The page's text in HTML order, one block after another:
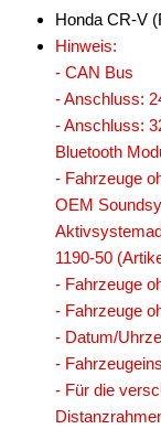
Honda CR-V
Hinweis:
- CAN Bus
- Anschluss:
- Anschluss:
Bluetooth
- Fahrzeuge
OEM
1190-50
- Fahrzeuge
- Fahrzeuge
- Datum/
-
- Für die